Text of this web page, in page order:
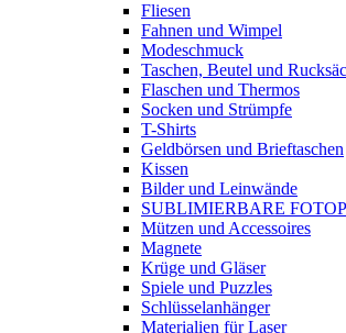
Fliesen
Fahnen und Wimpel
Modeschmuck
Taschen, Beutel und
Flaschen und Thermos
Socken und Strümpfe
T-Shirts
Geldbörsen und Brieftaschen
Kissen
Bilder und Leinwände
SUBLIMIERBARE
Mützen und Accessoires
Magnete
Krüge und Gläser
Spiele und Puzzles
Schlüsselanhänger
Materialien für Laser